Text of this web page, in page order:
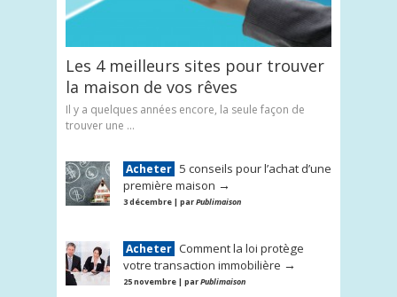
Les 4 meilleurs sites pour trouver
la maison de vos rêves
Il y a quelques années encore, la seule façon de
trouver une ...
Acheter 5 conseils pour l’achat d’une
première maison →
3 décembre | parPublimaison
Acheter Comment la loi protège
votre transaction immobilière →
25 novembre | parPublimaison